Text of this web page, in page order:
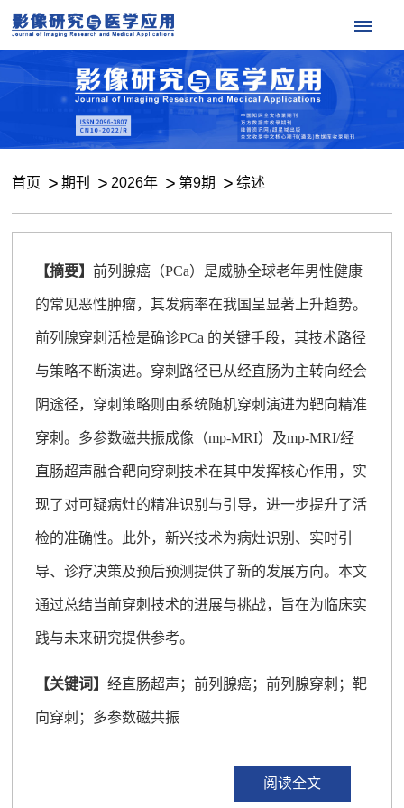
首页 期刊 2026年 第9期 综述
【摘要】前列腺癌（PCa）是威胁全球老年男性健康
的常见恶性肿瘤，其发病率在我国呈显著上升趋势。
前列腺穿刺活检是确诊PCa 的关键手段，其技术路径
与策略不断演进。穿刺路径已从经直肠为主转向经会
阴途径，穿刺策略则由系统随机穿刺演进为靶向精准
穿刺。多参数磁共振成像（mp-MRI）及mp-MRI/经
直肠超声融合靶向穿刺技术在其中发挥核心作用，实
现了对可疑病灶的精准识别与引导，进一步提升了活
检的准确性。此外，新兴技术为病灶识别、实时引
导、诊疗决策及预后预测提供了新的发展方向。本文
通过总结当前穿刺技术的进展与挑战，旨在为临床实
践与未来研究提供参考。
【关键词】经直肠超声；前列腺癌；前列腺穿刺；靶
向穿刺；多参数磁共振
阅读全文